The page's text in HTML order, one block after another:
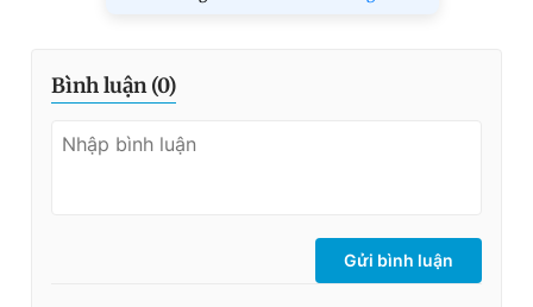
Bình luận (0)
Gửi bình luận